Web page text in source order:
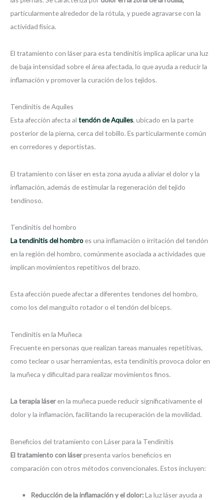
particularmente alrededor de la rótula, y puede agravarse con la
actividad física.
El tratamiento con láser para esta tendinitis implica aplicar una luz
de baja intensidad sobre el área afectada, lo que ayuda a reducir la
inflamación y promover la curación de los tejidos.
Tendinitis de Aquiles
Esta afección afecta altendón de Aquiles, ubicado en la parte
posterior de la pierna, cerca del tobillo. Es particularmente común
en corredores y deportistas.
El tratamiento con láser en esta zona ayuda a aliviar el dolor y la
inflamación, además de estimular la regeneración del tejido
tendinoso.
Tendinitis del hombro
La tendinitis del hombro es una inflamación o irritación del tendón
en la región del hombro, comúnmente asociada a actividades que
implican movimientos repetitivos del brazo.
Esta afección puede afectar a diferentes tendones del hombro,
como los del manguito rotador o el tendón del bíceps.
Tendinitis en la Muñeca
Frecuente en personas que realizan tareas manuales repetitivas,
como teclear o usar herramientas, esta tendinitis provoca dolor en
la muñeca y dificultad para realizar movimientos finos.
La terapia láseren la muñeca puede reducir significativamente el
dolor y la inflamación, facilitando la recuperación de la movilidad.
Beneficios del tratamiento con Láser para la Tendinitis
El tratamiento con láserpresenta varios beneficios en
comparación con otros métodos convencionales. Estos incluyen:
Reducción de la inflamación y el dolor:La luz láser ayuda a